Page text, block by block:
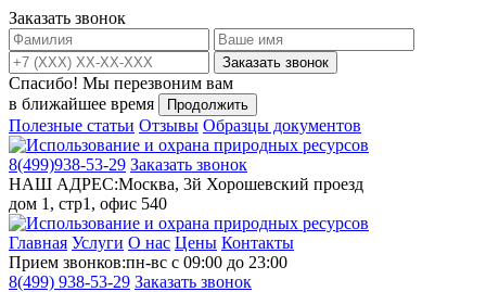
Заказать звонок
Заказать звонок
Спасибо! Мы перезвоним вам
в ближайшее время
Продолжить
Полезные статьи Отзывы Образцы документов
8(499)938-53-29 Заказать звонок
НАШ АДРЕС:Москва, 3й Хорошевский проезд
дом 1, стр1, офис 540
Главная Услуги О нас Цены Контакты
Прием звонков:пн-вс с 09:00 до 23:00
8(499) 938-53-29 Заказать звонок